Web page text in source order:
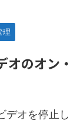
理
のオン・
デオを停止し